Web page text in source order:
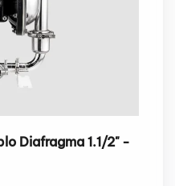
Diafragma 1.1/2" -